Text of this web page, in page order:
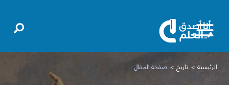
الرئيسية تاريخ صفحة المقال